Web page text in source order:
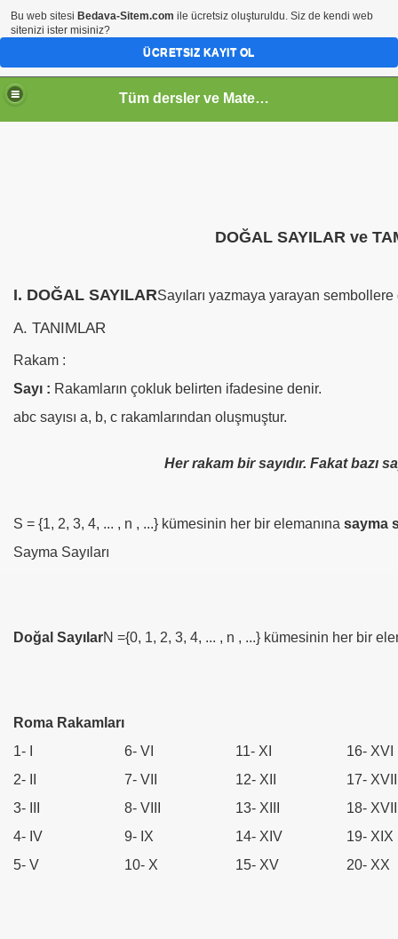
Tüm dersler ve Matematik
DOĞAL SAYILAR ve
I. DOĞAL SAYILARSayıları yazmaya yarayan sembollere
A. TANIMLAR
Rakam :
Sayı : Rakamların çokluk belirten ifadesine denir.
abc sayısı a, b, c rakamlarından oluşmuştur.
Her rakam bir sayıdır. Fakat bazı
S = {1, 2, 3, 4, ... , n , ...} kümesinin her bir elemanına sayma
Sayma Sayıları
Doğal SayılarN ={0, 1, 2, 3, 4, ... , n , ...} kümesinin her bir
Roma Rakamları
1- I
2- II
3- III
4- IV
5- V
6- VI
7- VII
8- VIII
9- IX
10- X
11- XI
12- XII
13- XIII
14- XIV
15- XV
16- XVI
17- XVII
18-
19- XIX
20- XX
Bu web sitesi Bedava-Sitem.com ile ücretsiz oluşturuldu. Siz de kendi web
sitenizi ister misiniz?
ÜCRETSIZ KAYIT OL